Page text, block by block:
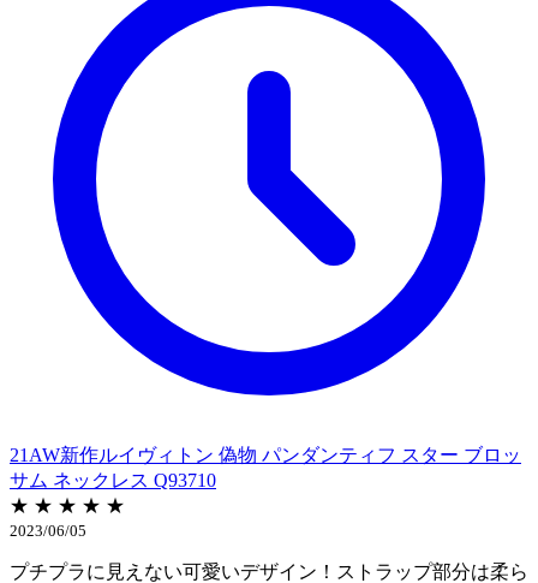
21AW新作ルイヴィトン 偽物 パンダンティフ スター ブロッ
サム ネックレス Q93710
★ ★ ★ ★ ★
2023/06/05
プチプラに見えない可愛いデザイン！ストラップ部分は柔ら